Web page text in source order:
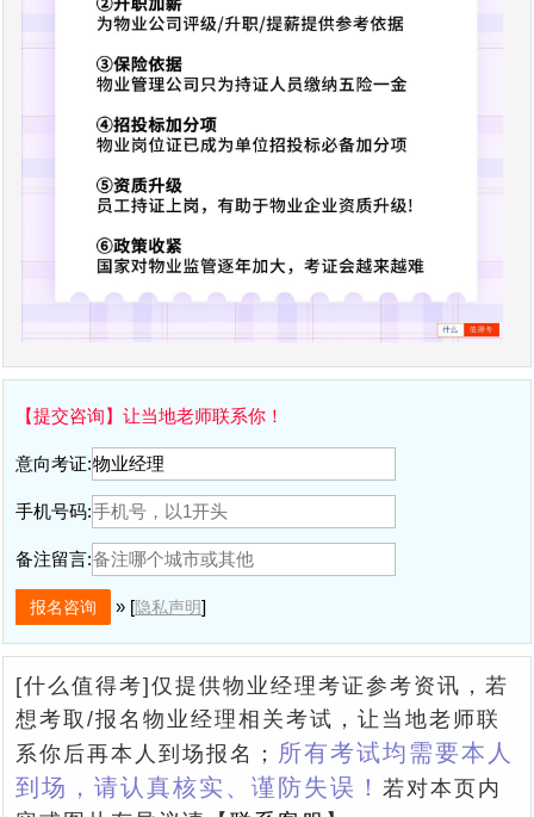
【提交咨询】让当地老师联系你！
意向考证:
手机号码:
备注留言:
» [隐私声明]
[什么值得考]仅提供物业经理考证参考资讯，若
想考取/报名物业经理相关考试，让当地老师联
系你后再本人到场报名； 所有考试均需要本人
到场，请认真核实、谨防失误！ 若对本页内